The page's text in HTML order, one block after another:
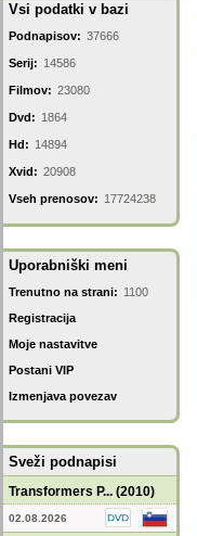
Vsi podatki v bazi
Podnapisov: 37666
Serij: 14586
Filmov: 23080
Dvd: 1864
Hd: 14894
Xvid: 20908
Vseh prenosov: 17724238
Uporabniški meni
Trenutno na strani: 1100
Registracija
Moje nastavitve
Postani VIP
Izmenjava povezav
Sveži podnapisi
Transformers P... (2010)
02.08.2026